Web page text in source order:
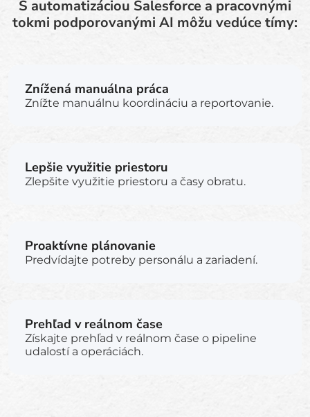
S automatizáciou Salesforce a pracovnými
tokmi podporovanými AI môžu vedúce tímy:
Znížená manuálna práca
Znížte manuálnu koordináciu a reportovanie.
Lepšie využitie priestoru
Zlepšite využitie priestoru a časy obratu.
Proaktívne plánovanie
Predvídajte potreby personálu a zariadení.
Prehľad v reálnom čase
Získajte prehľad v reálnom čase o pipeline
udalostí a operáciách.